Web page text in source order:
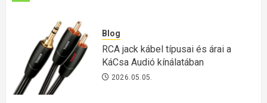
Blog
RCA jack kábel típusai és árai a
KáCsa Audió kínálatában
2026.05.05.